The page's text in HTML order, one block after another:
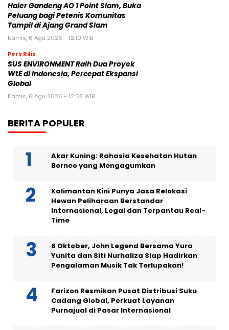
Haier Gandeng AO 1 Point Slam, Buka
Peluang bagi Petenis Komunitas
Tampil di Ajang Grand Slam
Kamis, 6 Agu 2026 - 12:10 WIB
Pers Rilis
SUS ENVIRONMENT Raih Dua Proyek
WtE di Indonesia, Percepat Ekspansi
Global
Kamis, 6 Agu 2026 - 12:08 WIB
BERITA POPULER
Akar Kuning: Rahasia Kesehatan Hutan
Borneo yang Mengagumkan
Kalimantan Kini Punya Jasa Relokasi
Hewan Peliharaan Berstandar
Internasional, Legal dan Terpantau Real-
Time
6 Oktober, John Legend Bersama Yura
Yunita dan Siti Nurhaliza Siap Hadirkan
Pengalaman Musik Tak Terlupakan!
Farizon Resmikan Pusat Distribusi Suku
Cadang Global, Perkuat Layanan
Purnajual di Pasar Internasional